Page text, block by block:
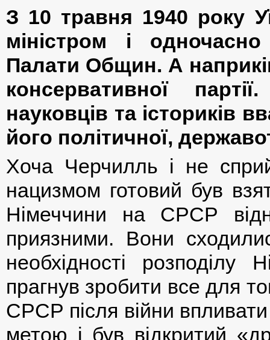
З 10 травня 1940 року
міністром і
Палати Общин. А
консервативної
науковців та істориків
його політичної,
Хоча Черчилль і не
нацизмом готовий був
Німеччини на СРСР
приязними. Вони
необхідності
прагнув зробити все для
СРСР після війни
метою і був відкритий